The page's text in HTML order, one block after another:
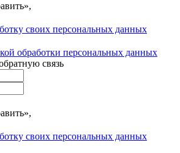
своих персональных данных
обработки персональных данных
связь
своих персональных данных